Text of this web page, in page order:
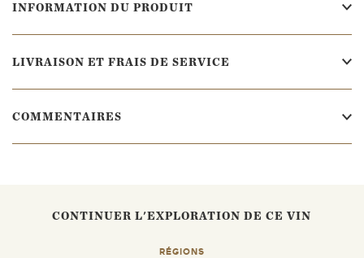
INFORMATION DU PRODUIT
LIVRAISON ET FRAIS DE SERVICE
COMMENTAIRES
CONTINUER L'EXPLORATION DE CE VIN
RÉGIONS